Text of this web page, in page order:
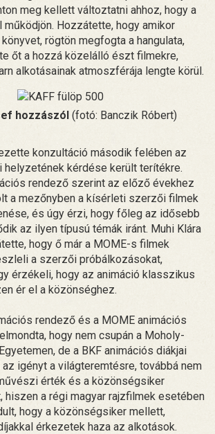
meg kellett változtatni ahhoz, hogy a
működjön. Hozzátette, hogy amikor
rögtön megfogta a hangulata,
őt a hozzá közelálló észt filmekre,
alkotásainak atmoszférája lengte körül.
hozzászól(fotó: Banczik Róbert)
konzultáció második felében az
helyzetének kérdése került terítékre.
rendező szerint az előző évekhez
a mezőnyben a kísérleti szerzői filmek
és úgy érzi, hogy főleg az idősebb
az ilyen típusú témák iránt. Muhi Klára
hogy ő már a MOME-s filmek
a szerzői próbálkozásokat,
érzékeli, hogy az animáció klasszikus
ér el a közönséghez.
rendező és a MOME animációs
hogy nem csupán a Moholy-
de a BKF animációs diákjai
igényt a világteremtésre, továbbá nem
érték és a közönségsiker
hiszen a régi magyar rajzfilmek esetében
hogy a közönségsiker mellett,
érkezetek haza az alkotások.